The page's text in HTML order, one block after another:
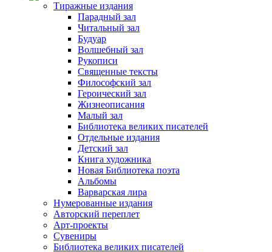
Тиражные издания
Парадный зал
Читальный зал
Будуар
Волшебный зал
Рукописи
Священные тексты
Философский зал
Героический зал
Жизнеописания
Малый зал
Библиотека великих писателей
Отдельные издания
Детский зал
Книга художника
Новая Библиотека поэта
Альбомы
Варварская лира
Нумерованные издания
Авторский переплет
Арт-проекты
Сувениры
Библиотека великих писателей